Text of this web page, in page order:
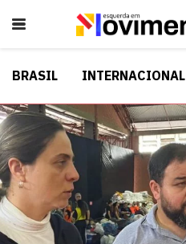
BRASIL INTERNACIONAL